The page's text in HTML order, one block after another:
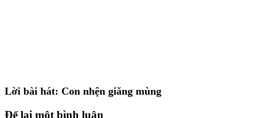
Lời bài hát: Con nhện giăng mùng
Để lại một bình luận